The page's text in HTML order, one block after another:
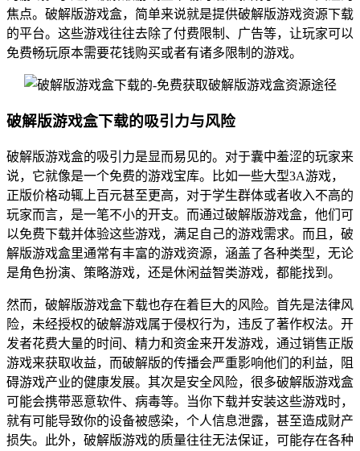
焦点。破解版游戏盒，简单来说就是提供破解版游戏资源下载
的平台。这些游戏往往去除了付费限制、广告等，让玩家可以
免费畅玩原本需要花钱购买或者有诸多限制的游戏。
破解版游戏盒下载的吸引力与风险
破解版游戏盒的吸引力是显而易见的。对于囊中羞涩的玩家来
说，它就像是一个免费的游戏宝库。比如一些大型3A游戏，
正版价格动辄上百元甚至更高，对于学生群体或者收入不高的
玩家而言，是一笔不小的开支。而通过破解版游戏盒，他们可
以免费下载并体验这些游戏，满足自己的游戏需求。而且，破
解版游戏盒里通常有丰富的游戏资源，涵盖了各种类型，无论
是角色扮演、策略游戏，还是休闲益智类游戏，都能找到。
然而，破解版游戏盒下载也存在着巨大的风险。首先是法律风
险，未经授权的破解游戏属于侵权行为，违反了著作权法。开
发者花费大量的时间、精力和资金来开发游戏，通过销售正版
游戏来获取收益，而破解版的传播会严重影响他们的利益，阻
碍游戏产业的健康发展。其次是安全风险，很多破解版游戏盒
可能会携带恶意软件、病毒等。当你下载并安装这些游戏时，
就有可能导致你的设备被感染，个人信息泄露，甚至造成财产
损失。此外，破解版游戏的质量往往无法保证，可能存在各种